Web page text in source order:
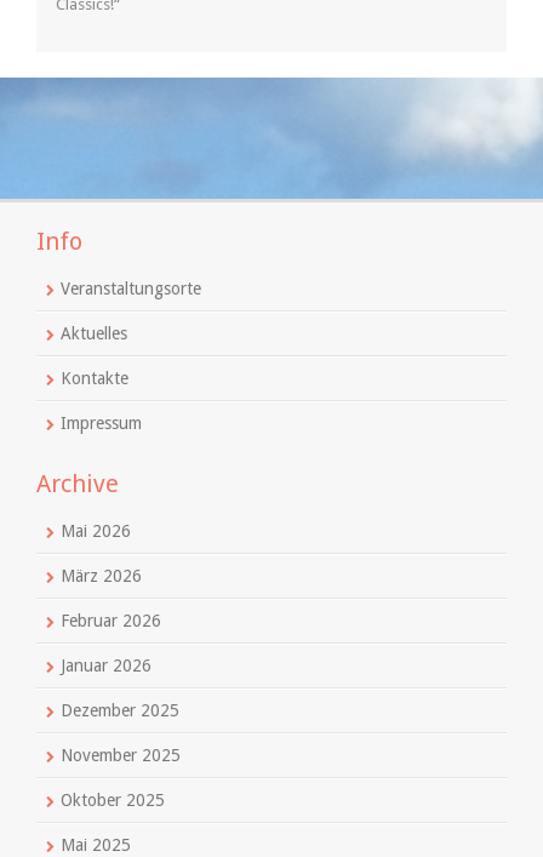
Classics!“
Info
Veranstaltungsorte
Aktuelles
Kontakte
Impressum
Archive
Mai 2026
März 2026
Februar 2026
Januar 2026
Dezember 2025
November 2025
Oktober 2025
Mai 2025